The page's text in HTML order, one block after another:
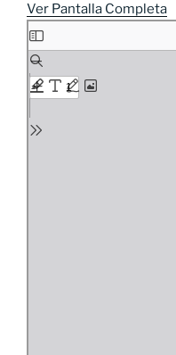
Ver Pantalla Completa
Saltar
al
contenido
del
PDF